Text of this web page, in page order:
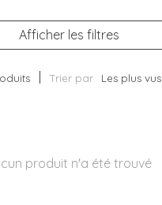
Afficher les filtres
Trier par Les plus vus
produit n'a été trouvé